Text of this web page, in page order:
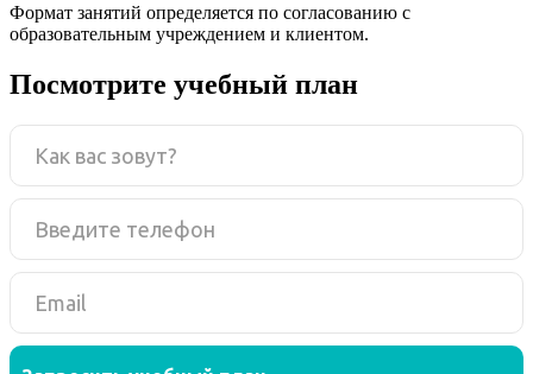
Формат занятий определяется по согласованию с
образовательным учреждением и клиентом.
Посмотрите учебный план